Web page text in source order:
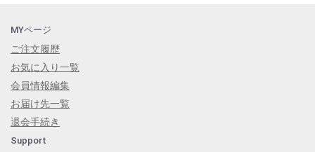
MYページ
ご注文履歴
お気に入り一覧
会員情報編集
お届け先一覧
退会手続き
Support